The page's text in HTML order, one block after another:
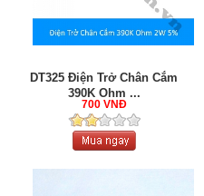
DT325 Điện Trở Chân Cắm
390K Ohm ...
700 VNĐ